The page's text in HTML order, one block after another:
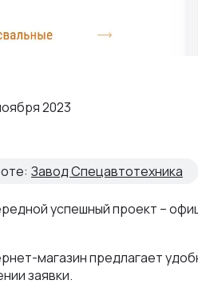
2023
Завод Спецавтотехника
успешный проект –
магазин предлагает
заявки.